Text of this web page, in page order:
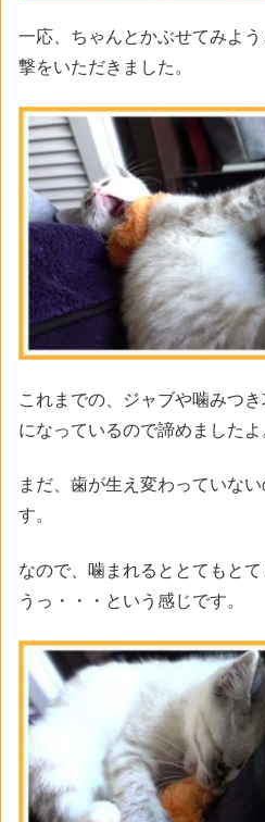
一応、ちゃんとかぶせてみよ
撃をいただきました。
これまでの、ジャブや噛みつ
になっているので諦めましたよ
まだ、歯が生え変わっていな
す。
なので、噛まれるととてもと
うっ・・・という感じです。